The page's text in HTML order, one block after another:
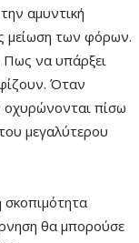
αμυντική
μείωση των φόρων.
Πως να υπάρξει
Όταν
οχυρώνονται πίσω
μεγαλύτερου
σκοπιμότητα
θα μπορούσε